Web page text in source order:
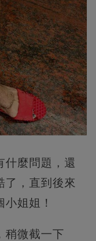
什麼問題，還
了，直到後來
姐姐！
稍微截一下